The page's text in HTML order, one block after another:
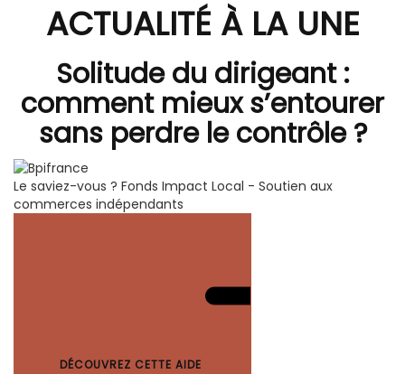
ACTUALITÉ À LA UNE
Solitude du dirigeant :
comment mieux s’entourer
sans perdre le contrôle ?
Le saviez-vous ? Fonds Impact Local - Soutien aux
commerces indépendants
DÉCOUVREZ CETTE AIDE